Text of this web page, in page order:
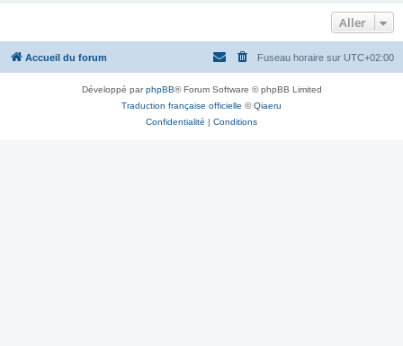
Aller
Accueil du forum Fuseau horaire sur UTC+02:00
Développé parphpBB® Forum Software © phpBB Limited
Traduction française officielle ©Qiaeru
Confidentialité | Conditions